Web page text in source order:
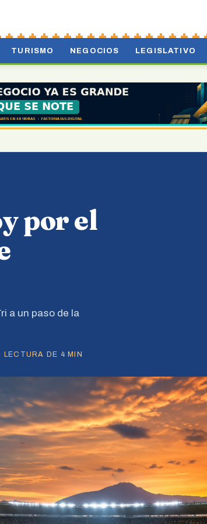
TURISMO NEGOCIOS LEGISLATIVO
por el
a un paso de la
LECTURA DE 4 MIN